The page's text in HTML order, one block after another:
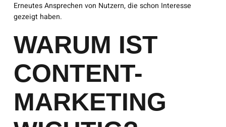
Erneutes Ansprechen von Nutzern, die schon Interesse
gezeigt haben.
WARUM IST
CONTENT-
MARKETING